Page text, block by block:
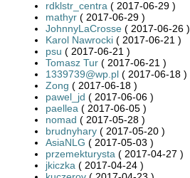
rdklstr_centra ( 2017-06-29 )
mathyr ( 2017-06-29 )
JohnnyLaCrosse ( 2017-06-26 )
Karol Nawrocki ( 2017-06-21 )
psu ( 2017-06-21 )
Tomasz Tur ( 2017-06-21 )
1339739@wp.pl ( 2017-06-18 )
Zong ( 2017-06-18 )
pawel_jd ( 2017-06-06 )
paellea ( 2017-06-05 )
nomad ( 2017-05-28 )
brudnyhary ( 2017-05-20 )
AsiaNLG ( 2017-05-03 )
przemekturysta ( 2017-04-27 )
jkiczka ( 2017-04-24 )